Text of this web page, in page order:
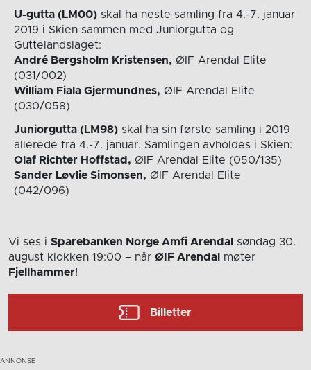
U-gutta (LM00)skal ha neste samling fra 4.-7. januar
2019 i Skien sammen med Juniorgutta og
Guttelandslaget:
André Bergsholm Kristensen, ØIF Arendal Elite
(031/002)
William Fiala Gjermundnes, ØIF Arendal Elite
(030/058)
Juniorgutta (LM98)skal ha sin første samling i 2019
allerede fra 4.-7. januar. Samlingen avholdes i Skien:
Olaf Richter Hoffstad, ØIF Arendal Elite (050/135)
Sander Løvlie Simonsen, ØIF Arendal Elite
(042/096)
Vi ses i Sparebanken Norge Amfi Arendal
søndag 30.
august klokken 19:00 – når ØIF Arendal
møter
Fjellhammer!
Billetter